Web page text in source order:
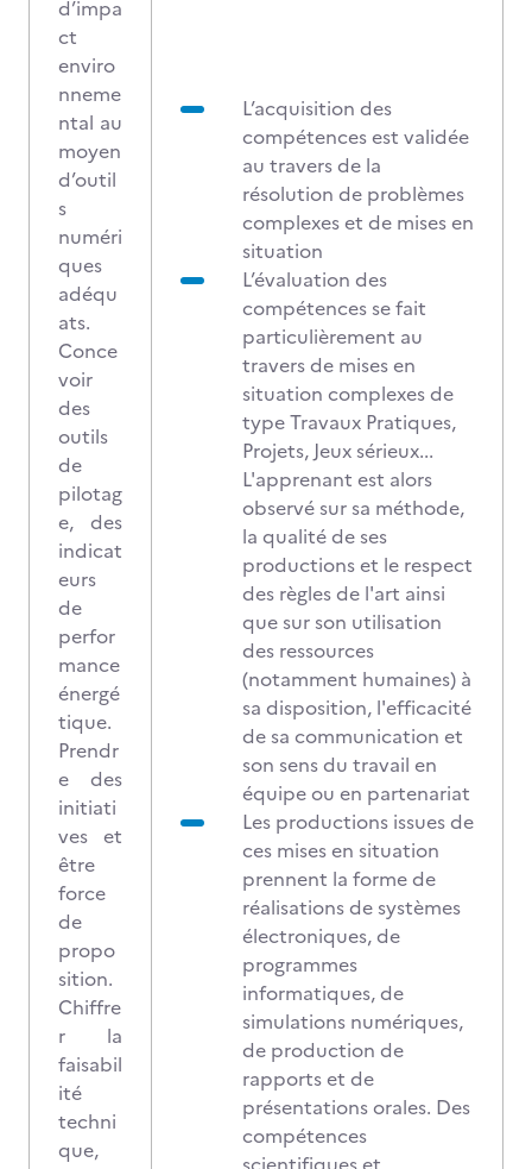
d’impa
ct
enviro
nneme
ntal au
moyen
d’outil
s
numéri
ques
adéqu
ats.
Conce
voir
des
outils
de
pilotag
e, des
indicat
eurs
de
perfor
mance
énergé
tique.
Prendr
e des
initiati
ves et
être
force
de
propo
sition.
Chiffre
r la
faisabil
ité
techni
que,
L’acquisition des
compétences est validée
au travers de la
résolution de problèmes
complexes et de mises en
situation
L’évaluation des
compétences se fait
particulièrement au
travers de mises en
situation complexes de
type Travaux Pratiques,
Projets, Jeux sérieux...
L'apprenant est alors
observé sur sa méthode,
la qualité de ses
productions et le respect
des règles de l'art ainsi
que sur son utilisation
des ressources
(notamment humaines) à
sa disposition, l'efficacité
de sa communication et
son sens du travail en
équipe ou en partenariat
Les productions issues de
ces mises en situation
prennent la forme de
réalisations de systèmes
électroniques, de
programmes
informatiques, de
simulations numériques,
de production de
rapports et de
présentations orales. Des
compétences